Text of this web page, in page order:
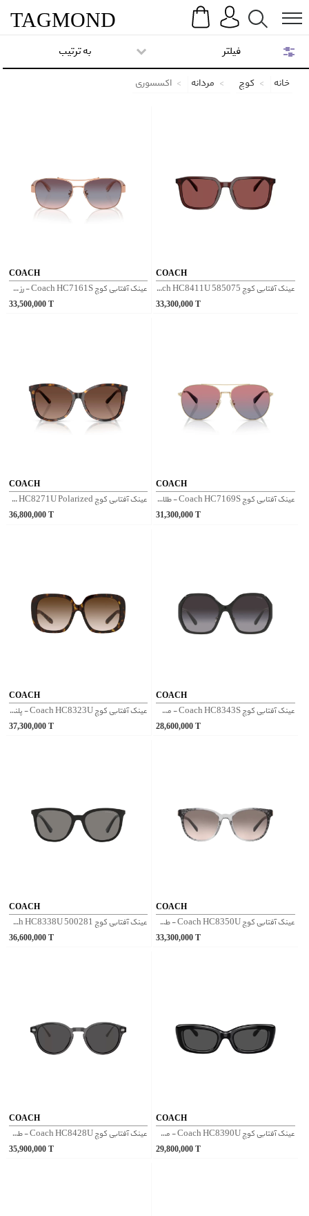
Search
TAGMOND
به ترتیب
خانه کوچ مردانه اکسسوری
COACH
عینک آفتابی کوچ Coach HC7161S - رز گلد
33,500,000T
COACH
عینک آفتابی کوچ Coach HC8411U 585075 - قرمز
33,300,000 T
COACH
عینک آفتابی کوچ Coach HC8271U Polarized - پلنگی
36,800,000T
COACH
عینک آفتابی کوچ Coach HC7169S - طلایی مشکی
31,300,000 T
COACH
عینک آفتابی کوچ Coach HC8323U - پلنگی
37,300,000T
COACH
عینک آفتابی کوچ Coach HC8343S - مشکی
28,600,000 T
COACH
عینک آفتابی کوچ Coach HC8338U 500281 - مشکی
36,600,000T
COACH
عینک آفتابی کوچ Coach HC8350U - طوسی
33,300,000 T
COACH
عینک آفتابی کوچ Coach HC8428U - طوسی
35,900,000T
COACH
عینک آفتابی کوچ Coach HC8390U - مشکی
29,800,000 T
فیلتر